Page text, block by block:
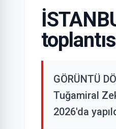
GÖRÜNTÜ
Tuğamiral
2026'da